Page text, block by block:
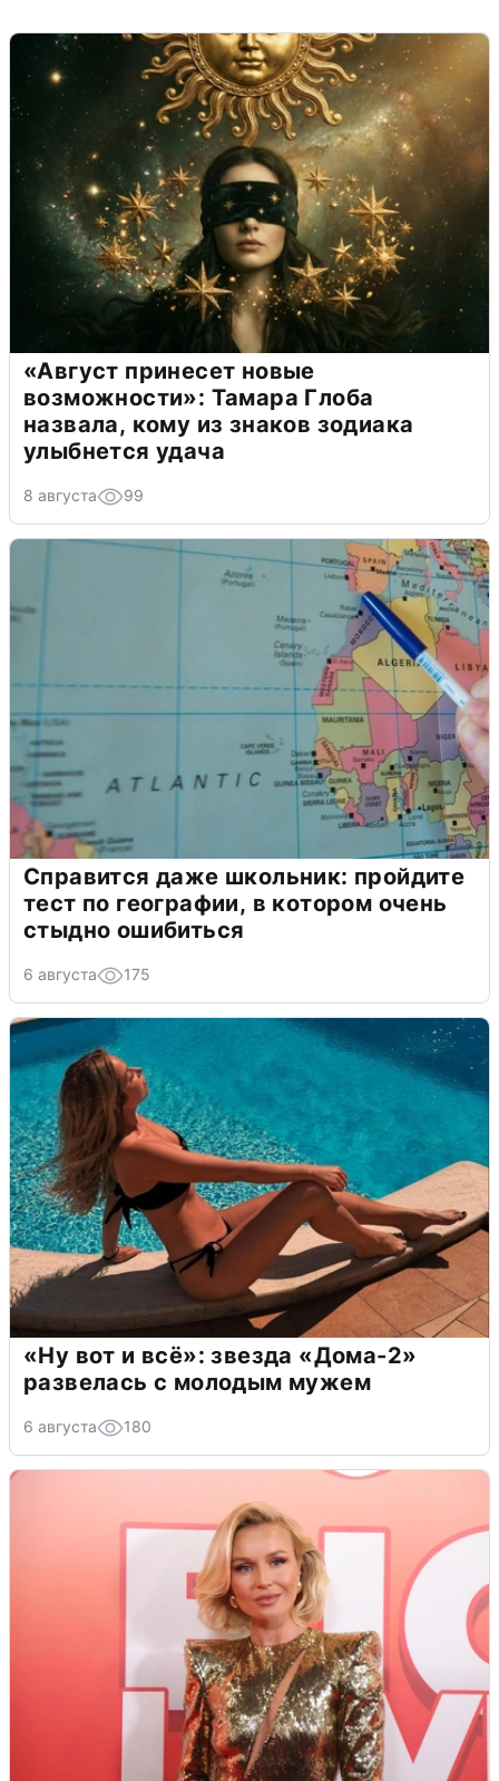
«Август принесет новые
возможности»: Тамара Глоба
назвала, кому из знаков зодиака
улыбнется удача
8 августа 99
Справится даже школьник: пройдите
тест по географии, в котором очень
стыдно ошибиться
6 августа 175
«Ну вот и всё»: звезда «Дома-2»
развелась с молодым мужем
6 августа 180